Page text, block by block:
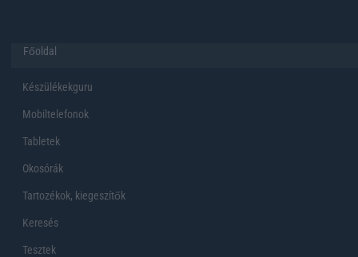
Főoldal
Készülékekguru
Mobiltelefonok
Tabletek
Okosórák
Tartozékok, kiegeszítők
Keresés
Tesztek